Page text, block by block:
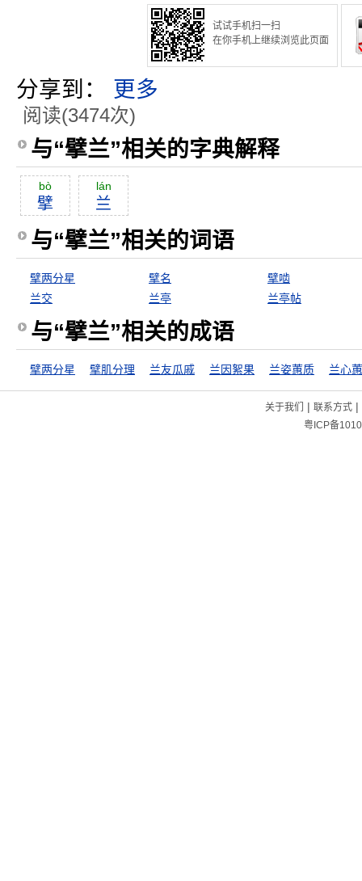
试试手机扫一扫
在你手机上继续浏览此页面
分享到： 更多
阅读(3474次)
与“擘兰”相关的字典解释
bò
擘
lán
兰
与“擘兰”相关的词语
擘两分星 擘名
擘啮
兰交
兰亭 兰亭帖
与“擘兰”相关的成语
擘两分星 擘肌分理 兰友瓜戚 兰因絮果 兰姿蕙质 兰心
关于我们 | 联系方式|
粤ICP备